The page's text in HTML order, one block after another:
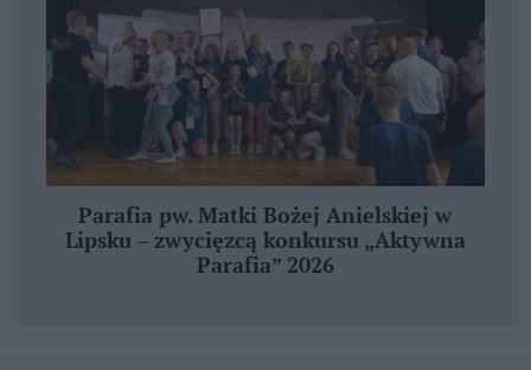
Parafia pw. Matki Bożej Anielskiej w
Lipsku – zwycięzcą konkursu „Aktywna
Parafia” 2026